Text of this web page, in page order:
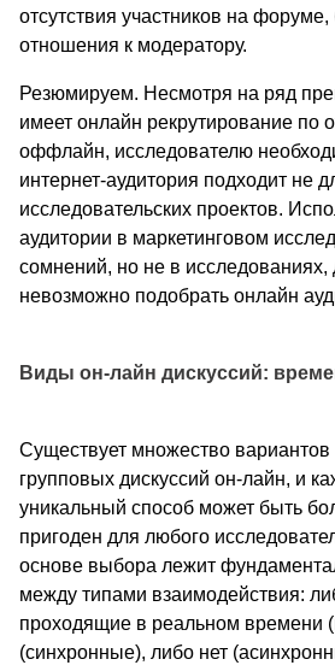
отсутствия участников на форуме,
отношения к модератору.
Резюмируем. Несмотря на ряд
имеет онлайн рекрутирование по
оффлайн, исследователю
интернет-аудитория подходит не
исследовательских проектов.
аудитории в маркетинговом
сомнений, но не в исследованиях,
невозможно подобрать онлайн
Виды он-лайн дискуссий:
Существует множество
групповых дискуссий он-лайн, и
уникальный способ может быть
пригоден для любого
основе выбора лежит
между типами взаимодействия:
проходящие в реальном времени
(синхронные), либо нет